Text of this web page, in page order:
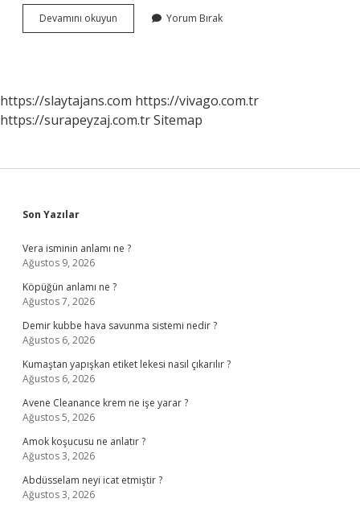
Devamını okuyun
Kirliliği
Mi
Yorum Bırak
https://slaytajans.com https://vivago.com.tr
https://surapeyzaj.com.trSitemap
Sidebar
Son Yazılar
Vera isminin anlamı ne ?
Ağustos 9, 2026
Köpüğün anlamı ne ?
Ağustos 7, 2026
Demir kubbe hava savunma sistemi nedir ?
Ağustos 6, 2026
Kumaştan yapışkan etiket lekesi nasıl çıkarılır ?
Ağustos 6, 2026
Avene Cleanance krem ne işe yarar ?
Ağustos 5, 2026
Amok koşucusu ne anlatır ?
Ağustos 3, 2026
Abdüsselam neyi icat etmiştir ?
Ağustos 3, 2026